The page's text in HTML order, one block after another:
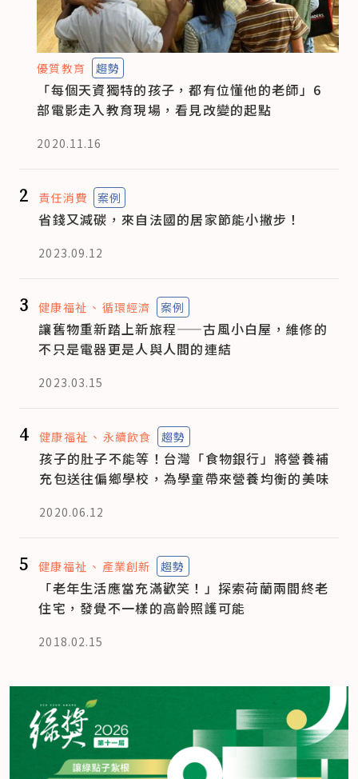
優質教育 趨勢
「每個天資獨特的孩子，都有位懂他的老師」6
部電影走入教育現場，看見改變的起點
2020.11.16
2 責任消費 案例
省錢又減碳，來自法國的居家節能小撇步！
2023.09.12
3 健康福祉 循環經濟 案例
讓舊物重新踏上新旅程——古風小白屋，維修的
不只是電器更是人與人間的連結
2023.03.15
4 健康福祉 永續飲食 趨勢
孩子的肚子不能等！台灣「食物銀行」將營養補
充包送往偏鄉學校，為學童帶來營養均衡的美味
2020.06.12
5 健康福祉 產業創新 趨勢
「老年生活應當充滿歡笑！」探索荷蘭兩間終老
住宅，發覺不一樣的高齡照護可能
2018.02.15